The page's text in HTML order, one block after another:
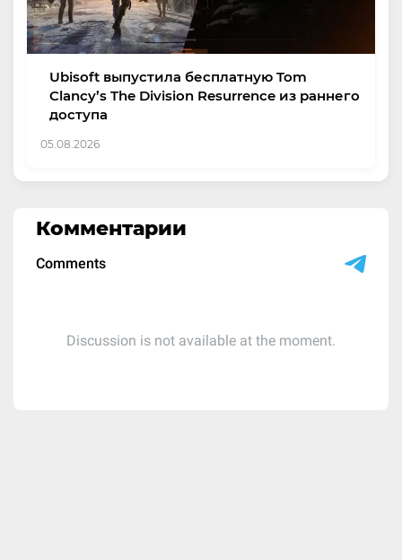
Ubisoft выпустила бесплатную Tom
Clancy’s The Division Resurrence из раннего
доступа
05.08.2026
Комментарии